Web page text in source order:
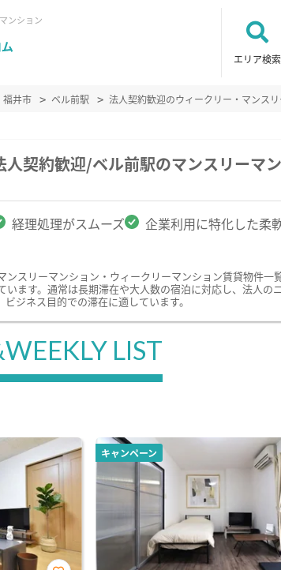
ンション
エリア検索
福井市 ベル前駅 法人契約歓迎のウィークリー・マンス
人契約歓迎/ベル前駅のマンスリーマ
経理処理がスムーズ 企業利用に特化した柔
ンスリーマンション・ウィークリーマンション賃貸物件
います。通常は長期滞在や大人数の宿泊に対応し、法人
ジネス目的での滞在に適しています。
LIST
キャンペーン